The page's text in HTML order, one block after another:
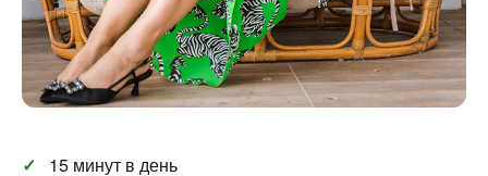
✓
15 минут в день